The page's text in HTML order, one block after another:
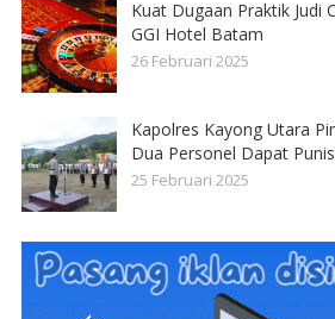
Kuat Dugaan Praktik Judi
GGI Hotel Batam
26 Februari 2025
Kapolres Kayong Utara
Dua Personel Dapat
25 Februari 2025